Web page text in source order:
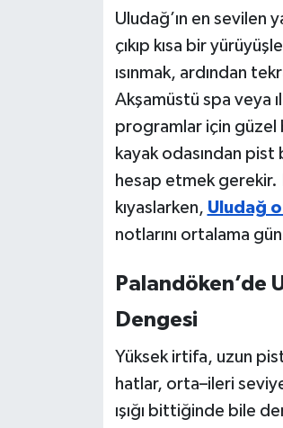
Uludağ’ın en sevilen
çıkıp kısa bir
ısınmak, ardından
Akşamüstü spa veya
programlar için güzel
kayak odasından pist
hesap etmek
kıyaslarken, Uludağ
notlarını ortalama gün
Palandöken’de
Dengesi
Yüksek irtifa, uzun
hatlar, orta–ileri
ışığı bittiğinde bile